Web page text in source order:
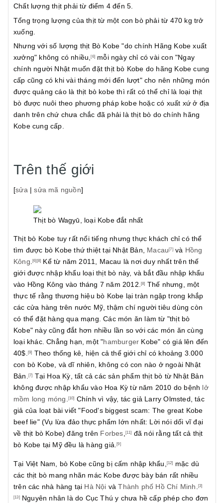
Chất lượng thịt phải từ điểm 4 đến 5.
Tổng trọng lượng của thịt từ một con bò phải từ 470 kg trở
xuống.
Nhưng với số lượng thịt Bò Kobe "do chính Hãng Kobe xuất
xưởng" không có nhiều,[6]mỗi ngày chỉ có vài con "Ngay
chính người Nhật muốn đặt thịt bò Kobe do hãng Kobe cung
cấp cũng có khi vài tháng mới đến lượt" cho nên những món
được quảng cáo là thịt bò kobe thì rất có thể chỉ là loại thịt
bò được nuôi theo phương pháp kobe hoặc có xuất xứ ở địa
danh trên chứ chưa chắc đã phải là thịt bò do chính hãng
Kobe cung cấp.
Trên thế giới
[sửa |sửa mã nguồn]
Thịt bò Wagyū, loại Kobe đắt nhất
Thịt bò Kobe tuy rất nổi tiếng nhưng thực khách chỉ có thể
tìm được bò Kobe thứ thiệt tại Nhật Bản, Macau[7]và Hồng
Kông [6][8] Kể từ năm 2011, Macau là nơi duy nhất trên thế
giới được nhập khẩu loại thịt bò này, và bắt đầu nhập khẩu
vào Hồng Kông vào tháng 7 năm 2012. [8] Thế nhưng, một
thực tế rằng thương hiệu bò Kobe lại tràn ngập trong khắp
các cửa hàng trên nước Mỹ, thậm chí người tiêu dùng còn
có thể đặt hàng qua mạng. Các món ăn làm từ "thịt bò
Kobe" này cũng đắt hơn nhiều lần so với các món ăn cùng
loại khác. Chẳng hạn, một "hamburger Kobe" có giá lên đến
40$. [9] Theo thống kê, hiện cả thế giới chỉ có khoảng 3.000
con bò Kobe, và dĩ nhiên, không có con nào ở ngoài Nhật
Bản. [7] Tại Hoa Kỳ, tất cả các sản phẩm thịt bò từ Nhật Bản
không được nhập khẩu vào Hoa Kỳ từ năm 2010 do bệnh lở
mồm long móng [10] Chính vì vậy, tác giả Larry Olmsted, tác
giả của loạt bài viết "Food's biggest scam: The great Kobe
beef lie" (Vụ lừa đảo thực phẩm lớn nhất: Lời nói dối vĩ đại
về thịt bò Kobe) đăng trên Forbes [11] đã nói rằng tất cả thịt
bò Kobe tại Mỹ đều là hàng giả.[9]
Tại Việt Nam, bò Kobe cũng bị cấm nhập khẩu, [12] mặc dù
các thịt bò mang nhãn mác Kobe được bày bán rất nhiều
trên các nhà hàng tại Hà Nội vàThành phố Hồ Chí Minh [3]
[13]Nguyên nhân là do Cục Thú y chưa hề cấp phép cho đơn